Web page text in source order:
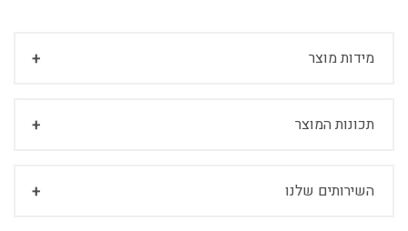
מידות מוצר
תכונות המוצר
השירותים שלנו